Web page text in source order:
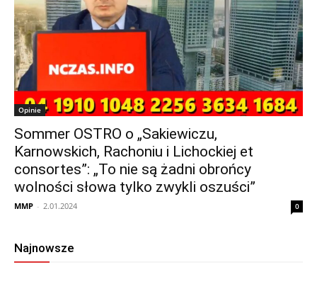
Opinie
Sommer OSTRO o „Sakiewiczu,
Karnowskich, Rachoniu i Lichockiej et
consortes”: „To nie są żadni obrońcy
wolności słowa tylko zwykli oszuści”
MMP - 2.01.2024 0
Najnowsze